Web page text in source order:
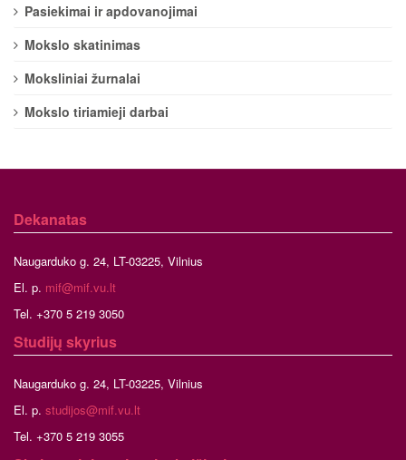
Pasiekimai ir apdovanojimai
Mokslo skatinimas
Moksliniai žurnalai
Mokslo tiriamieji darbai
Dekanatas
Naugarduko g. 24, LT-03225, Vilnius
El. p. mif@mif.vu.lt
Tel. +370 5 219 3050
Studijų skyrius
Naugarduko g. 24, LT-03225, Vilnius
El. p. studijos@mif.vu.lt
Tel. +370 5 219 3055